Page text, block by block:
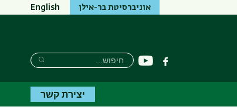
אוניברסיטת בר-אילן English
פייסבוקיוטיוב
חיפוש
חיפוש
חיפוש
יצירת קשר